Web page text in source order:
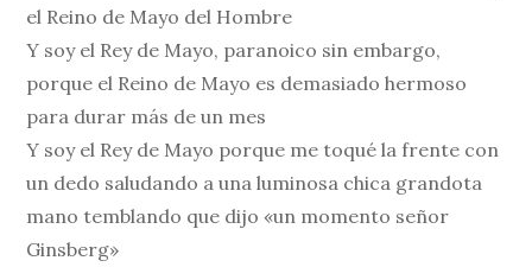
el Reino de Mayo del Hombre
Y soy el Rey de Mayo, paranoico sin embargo,
porque el Reino de Mayo es demasiado hermoso
para durar más de un mes
Y soy el Rey de Mayo porque me toqué la frente con
un dedo saludando a una luminosa chica grandota
mano temblando que dijo «un momento señor
Ginsberg»